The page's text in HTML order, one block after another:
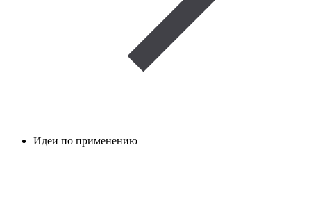
Идеи по применению